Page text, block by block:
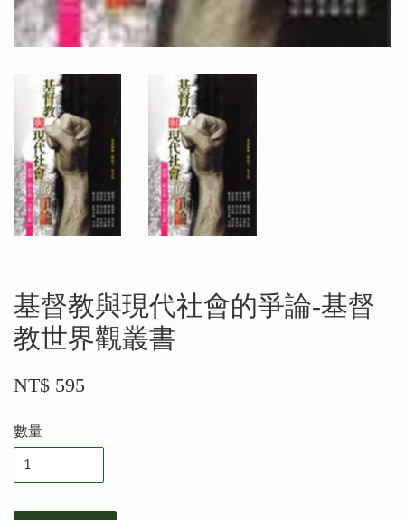
基督教與現代社會的爭論-基督
教世界觀叢書
NT$ 595
數量